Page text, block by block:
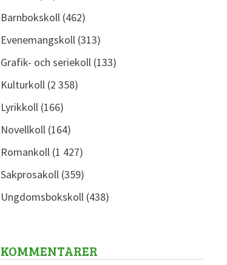
Barnbokskoll(462)
Evenemangskoll(313)
Grafik- och seriekoll(133)
Kulturkoll(2 358)
Lyrikkoll(166)
Novellkoll(164)
Romankoll(1 427)
Sakprosakoll(359)
Ungdomsbokskoll(438)
KOMMENTARER